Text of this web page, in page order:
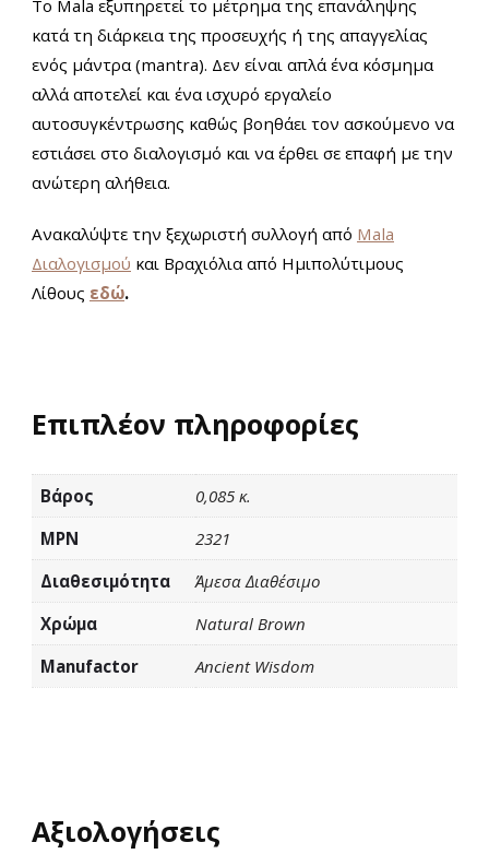
Το Mala εξυπηρετεί το μέτρημα της επανάληψης
κατά τη διάρκεια της προσευχής ή της απαγγελίας
ενός μάντρα (mantra). Δεν είναι απλά ένα κόσμημα
αλλά αποτελεί και ένα ισχυρό εργαλείο
αυτοσυγκέντρωσης καθώς βοηθάει τον ασκούμενο να
εστιάσει στο διαλογισμό και να έρθει σε επαφή με την
ανώτερη αλήθεια.
Ανακαλύψτε την ξεχωριστή συλλογή από Mala
Διαλογισμού και Βραχιόλια από Ημιπολύτιμους
Λίθους εδώ.
Επιπλέον πληροφορίες
Βάρος
0,085 κ.
MPN
2321
Διαθεσιμότητα
Άμεσα Διαθέσιμο
Χρώμα
Natural Brown
Manufactor
Ancient Wisdom
Αξιολογήσεις